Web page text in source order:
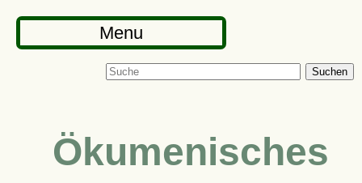
Menu
Suchen
Ökumenisches